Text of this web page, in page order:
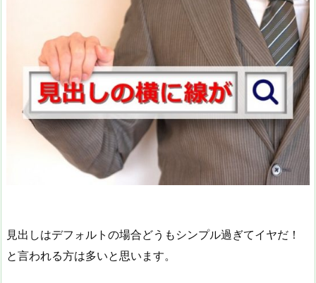
見出しはデフォルトの場合どうもシンプル過ぎてイヤだ！
と言われる方は多いと思います。